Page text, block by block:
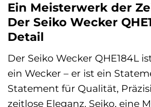
Ein Meisterwerk der
Der Seiko Wecker
Detail
Der Seiko Wecker QHE184L
ein Wecker – er ist ein
Statement für Qualität,
zeitlose Eleganz. Seiko, eine